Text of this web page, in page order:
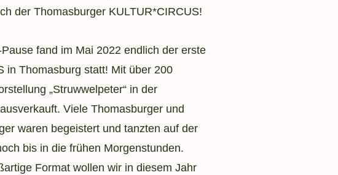
der Thomasburger KULTUR*CIRCUS!
fand im Mai 2022 endlich der erste
in Thomasburg statt! Mit über 200
„Struwwelpeter“ in der
Viele Thomasburger und
waren begeistert und tanzten auf der
bis in die frühen Morgenstunden.
Format wollen wir in diesem Jahr